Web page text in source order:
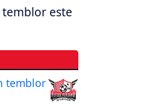
este